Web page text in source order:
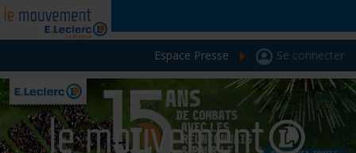
Espace Presse Se connecter